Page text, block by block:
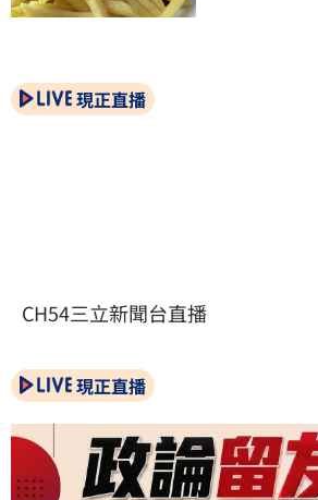
現正直播
CH54三立新聞台直播
現正直播